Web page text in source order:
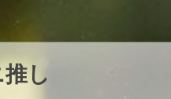
ダー